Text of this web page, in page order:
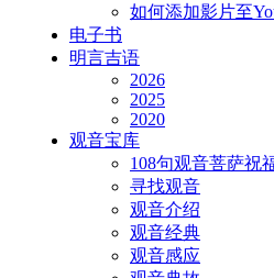
如何添加影片至
电子书
明言吉语
2026
2025
2020
观音宝库
108句观音菩萨祝
寻找观音
观音介绍
观音经典
观音感应